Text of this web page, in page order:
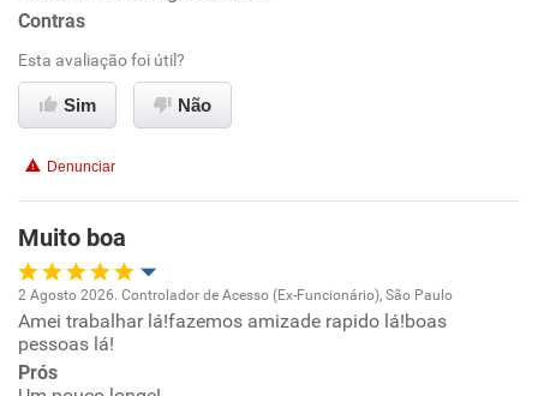
Conciliação com a vida familiar
Benefícios
Não recomenda a diretoria
Contras
Esta avaliação foi útil?
Sim Não
Denunciar
Muito boa
Oportunidade de promoção
Ambiente de trabalho
2 Agosto 2026. Controlador de Acesso (Ex-Funcionário), São Paulo
Amei trabalhar lá!fazemos amizade rapido lá!boas
pessoas lá!
Prós